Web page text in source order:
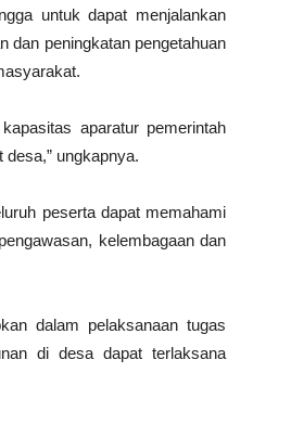
untuk dapat menjalankan
dan peningkatan pengetahuan
aparatur pemerintah
ungkapnya.
peserta dapat memahami
kelembagaan dan
dalam pelaksanaan tugas
di desa dapat terlaksana